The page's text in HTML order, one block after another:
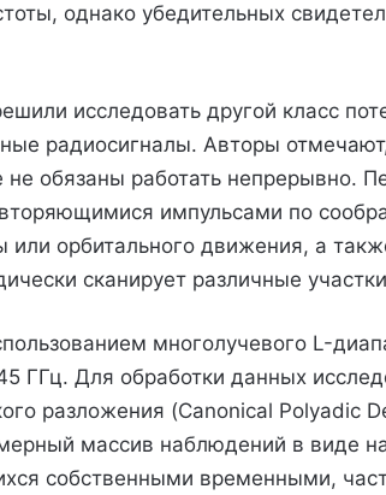
однако убедительных
исследовать другой класс
радиосигналы. Авторы отмечают,
не обязаны работать непрерывно.
импульсами по
орбитального движения, а
сканирует различные
многолучевого L-
ГГц. Для обработки данных
разложения (Canonical Polyadic
массив наблюдений в виде
собственными временными,